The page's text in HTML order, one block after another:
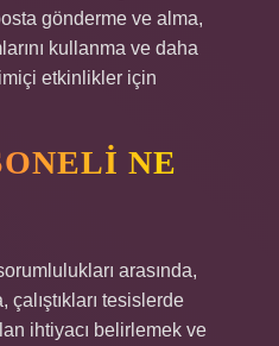
gönderme ve alma,
kullanma ve daha
etkinlikler için
NE
arasında,
çalıştıkları tesislerde
ihtiyacı belirlemek ve